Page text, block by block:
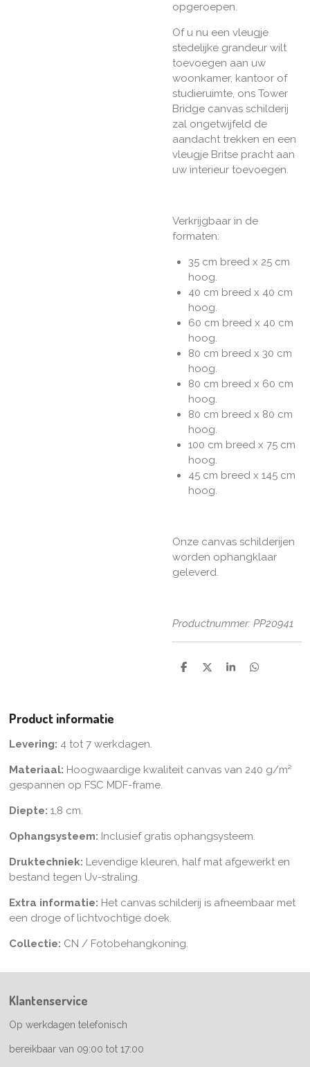
opgeroepen.
Of u nu een vleugje
stedelijke grandeur wilt
toevoegen aan uw
woonkamer, kantoor of
studieruimte, ons Tower
Bridge canvas schilderij
zal ongetwijfeld de
aandacht trekken en een
vleugje Britse pracht aan
uw interieur toevoegen.
Verkrijgbaar in de
formaten:
35 cm breed x 25 cm
hoog.
40 cm breed x 40 cm
hoog.
60 cm breed x 40 cm
hoog.
80 cm breed x 30 cm
hoog.
80 cm breed x 60 cm
hoog.
80 cm breed x 80 cm
hoog.
100 cm breed x 75 cm
hoog.
45 cm breed x 145 cm
hoog.
Onze canvas schilderijen
worden ophangklaar
geleverd.
Productnummer: PP20941
D
D
S
D
Product informatie
Levering: 4 tot 7 werkdagen.
Materiaal: Hoogwaardige kwaliteit canvas van 240 g/m²
gespannen op FSC MDF-frame.
Diepte: 1,8 cm.
Ophangsysteem: Inclusief gratis ophangsysteem.
Druktechniek: Levendige kleuren, half mat afgewerkt en
bestand tegen Uv-straling.
Extra informatie: Het canvas schilderij is afneembaar met
een droge of lichtvochtige doek.
Collectie: CN / Fotobehangkoning.
Klantenservice
Op werkdagen telefonisch
bereikbaar van 09:00 tot 17:00